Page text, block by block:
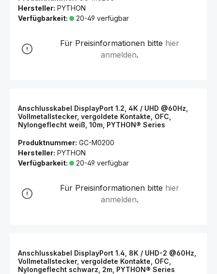
Hersteller: PYTHON
Verfügbarkeit:
20-49 verfügbar
Für Preisinformationen bitte hier
anmelden.
Anschlusskabel DisplayPort 1.2, 4K / UHD @60Hz,
Vollmetallstecker, vergoldete Kontakte, OFC,
Nylongeflecht weiß, 10m, PYTHON® Series
Produktnummer: GC-M0200
Hersteller: PYTHON
Verfügbarkeit:
20-49 verfügbar
Für Preisinformationen bitte hier
anmelden.
Anschlusskabel DisplayPort 1.4, 8K / UHD-2 @60Hz,
Vollmetallstecker, vergoldete Kontakte, OFC,
Nylongeflecht schwarz, 2m, PYTHON® Series